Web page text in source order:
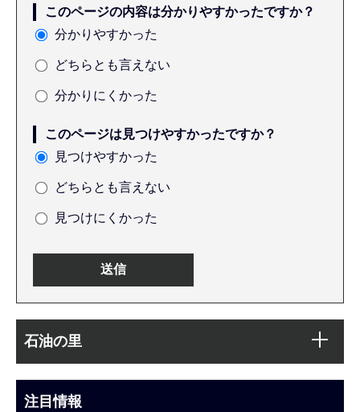
このページの内容は分かりやすかったですか？
分かりやすかった
どちらとも言えない
分かりにくかった
このページは見つけやすかったですか？
見つけやすかった
どちらとも言えない
見つけにくかった
文
こ
ま
ブ
ビ
石油の里
注目情報